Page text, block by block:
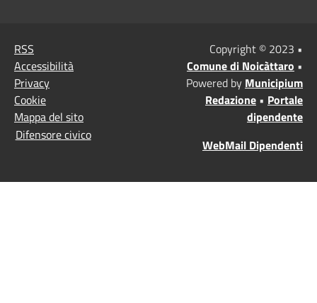
RSS
Accessibilità
Privacy
Cookie
Mappa del sito
Difensore civico
Copyright © 2023 •
Comune di Noicàttaro •
Powered by Municipium
Redazione • Portale
dipendente
WebMail Dipendenti